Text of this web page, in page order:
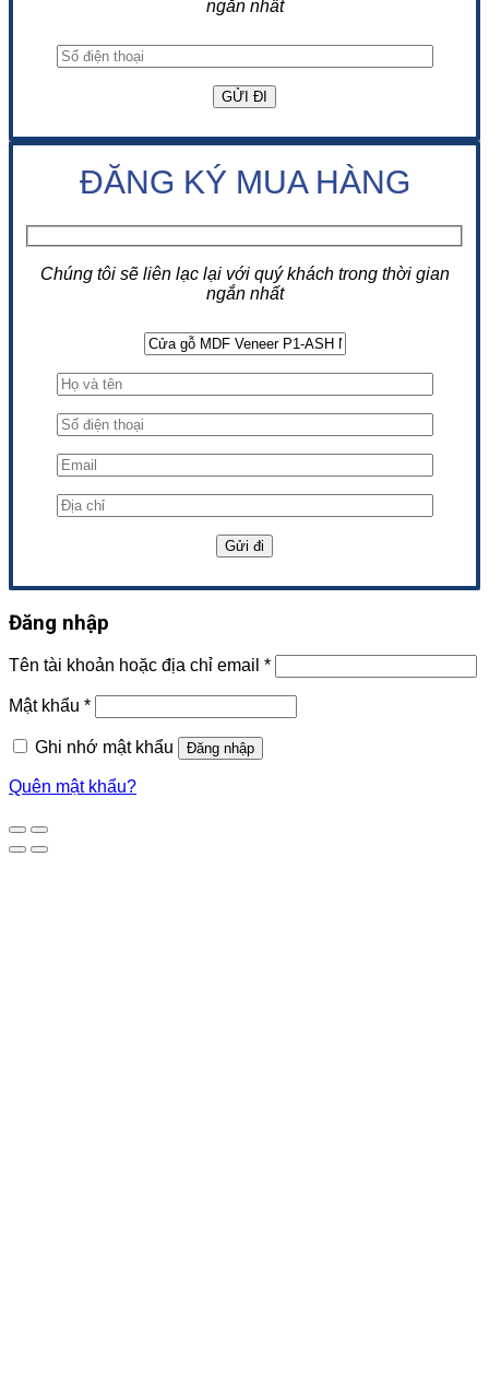
ngắn nhất
ĐĂNG KÝ MUA HÀNG
Chúng tôi sẽ liên lạc lại với quý khách trong thời gian
ngắn nhất
Đăng nhập
Tên tài khoản hoặc địa chỉ email *
Mật khẩu *
Ghi nhớ mật khẩu Đăng nhập
Quên mật khẩu?